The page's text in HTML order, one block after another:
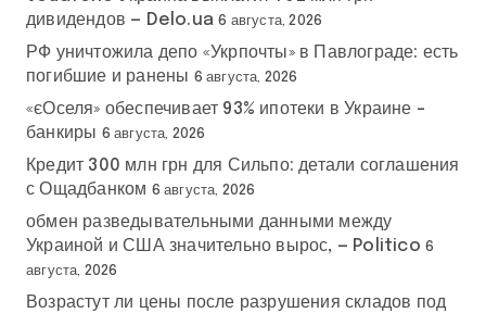
дивидендов — Delo.ua 6 августа, 2026
РФ уничтожила депо «Укрпочты» в Павлограде: есть
погибшие и ранены 6 августа, 2026
«єОселя» обеспечивает 93% ипотеки в Украине –
банкиры 6 августа, 2026
Кредит 300 млн грн для Сильпо: детали соглашения
с Ощадбанком 6 августа, 2026
обмен разведывательными данными между
Украиной и США значительно вырос, — Politico 6
августа, 2026
Возрастут ли цены после разрушения складов под